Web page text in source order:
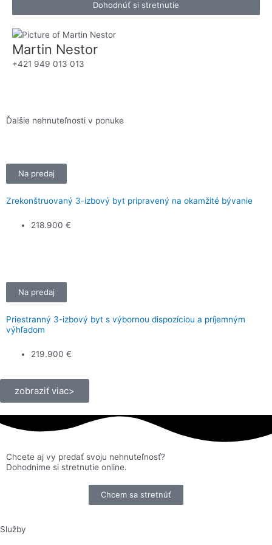
Dohodnúť si stretnutie
Martin Nestor
+421 949 013 013
Ďalšie nehnuteľnosti v ponuke
Na predaj
Zrekonštruovaný 3-izbový byt pripravený na okamžité bývanie
218.900 €
Na predaj
Priestranný 3-izbový byt s výbornou dispozíciou a príjemným
výhľadom
219.900 €
zobraziť viac>
Chcete aj vy predať svoju nehnuteľnosť?
Dohodnime si stretnutie online.
Chcem sa stretnúť
Služby